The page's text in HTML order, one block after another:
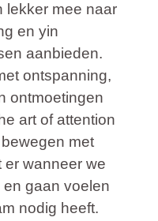
lekker mee naar
en yin
aanbieden.
ontspanning,
ontmoetingen
art of attention
met
er wanneer we
gaan voelen
nodig heeft.